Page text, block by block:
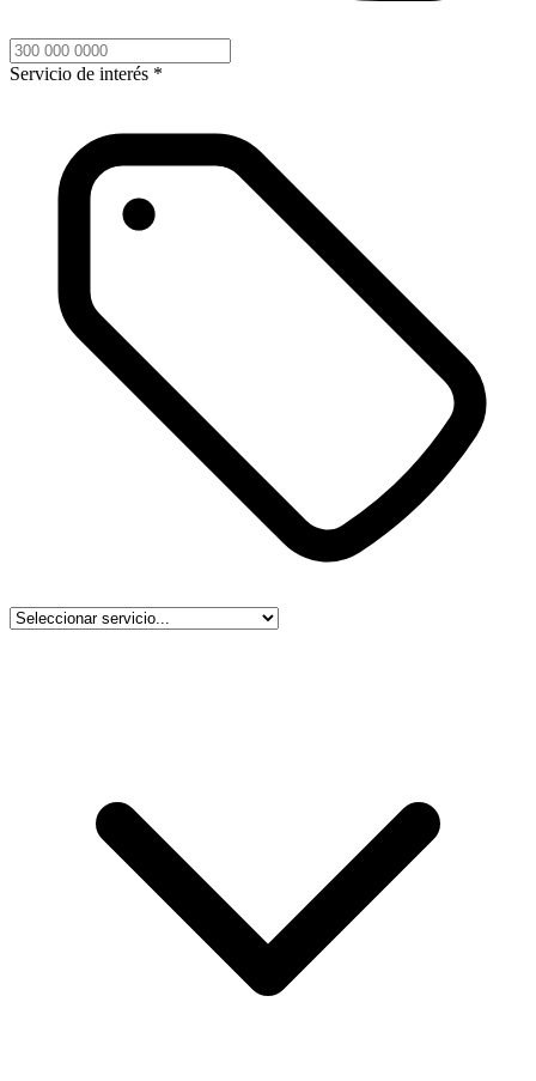
Servicio de interés *